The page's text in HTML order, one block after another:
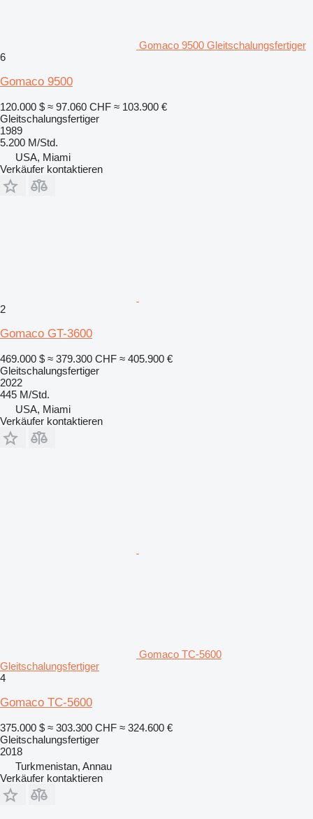
Gomaco 9500 Gleitschalungsfertiger
6
Gomaco 9500
120.000 $ ≈ 97.060 CHF ≈ 103.900 €
Gleitschalungsfertiger
1989
5.200 M/Std.
USA, Miami
Verkäufer kontaktieren
2
Gomaco GT-3600
469.000 $ ≈ 379.300 CHF ≈ 405.900 €
Gleitschalungsfertiger
2022
445 M/Std.
USA, Miami
Verkäufer kontaktieren
Gomaco TC-5600
Gleitschalungsfertiger
4
Gomaco TC-5600
375.000 $ ≈ 303.300 CHF ≈ 324.600 €
Gleitschalungsfertiger
2018
Turkmenistan, Annau
Verkäufer kontaktieren